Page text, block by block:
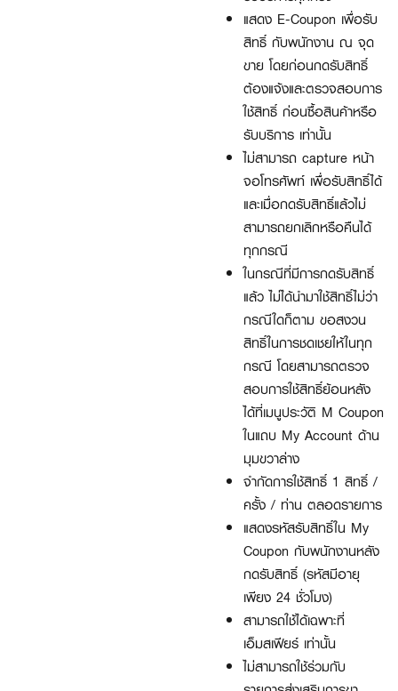
แสดง E-Coupon เพื่อรับ
สิทธิ์ กับพนักงาน ณ จุด
ขาย โดยก่อนกดรับสิทธิ์
ต้องแจ้งและตรวจสอบการ
ใช้สิทธิ์ ก่อนซื้อสินค้าหรือ
รับบริการ เท่านั้น
ไม่สามารถ capture หน้า
จอโทรศัพท์ เพื่อรับสิทธิ์ได้
และเมื่อกดรับสิทธิ์แล้วไม่
สามารถยกเลิกหรือคืนได้
ทุกกรณี
ในกรณีที่มีการกดรับสิทธิ์
แล้ว ไม่ได้นำมาใช้สิทธิ์ไม่ว่า
กรณีใดก็ตาม ขอสงวน
สิทธิ์ในการชดเชยให้ในทุก
กรณี โดยสามารถตรวจ
สอบการใช้สิทธิ์ย้อนหลัง
ได้ที่เมนูประวัติ M Coupon
ในแถบ My Account ด้าน
มุมขวาล่าง
จำกัดการใช้สิทธิ์ 1 สิทธิ์ /
ครั้ง / ท่าน ตลอดรายการ
แสดงรหัสรับสิทธิ์ใน My
Coupon กับพนักงานหลัง
กดรับสิทธิ์ (รหัสมีอายุ
เพียง 24 ชั่วโมง)
สามารถใช้ได้เฉพาะที่
เอ็มสเฟียร์ เท่านั้น
ไม่สามารถใช้ร่วมกับ